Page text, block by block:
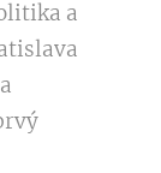
a